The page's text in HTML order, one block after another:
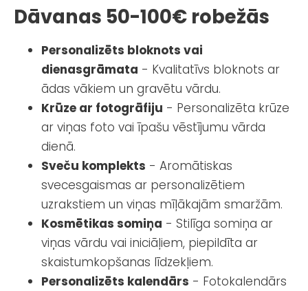
Dāvanas 50-100€ robežās
Personalizēts bloknots vai
dienasgrāmata - Kvalitatīvs bloknots ar
ādas vākiem un gravētu vārdu.
Krūze ar fotogrāfiju - Personalizēta krūze
ar viņas foto vai īpašu vēstījumu vārda
dienā.
Sveču komplekts - Aromātiskas
svecesgaismas ar personalizētiem
uzrakstiem un viņas mīļākajām smaržām.
Kosmētikas somiņa - Stilīga somiņa ar
viņas vārdu vai iniciāļiem, piepildīta ar
skaistumkopšanas līdzekļiem.
Personalizēts kalendārs - Fotokalendārs